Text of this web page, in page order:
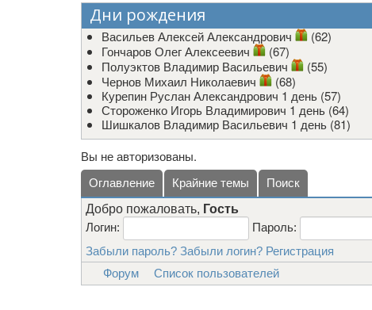
Дни рождения
Васильев Алексей Александрович
(62)
Гончаров Олег Алексеевич
(67)
Полуэктов Владимир Васильевич
(55)
Чернов Михаил Николаевич
(68)
Курепин Руслан Александрович 1 день (57)
Стороженко Игорь Владимирович 1 день (64)
Шишкалов Владимир Васильевич 1 день (81)
Вы не авторизованы.
Оглавление Крайние темы
Поиск
Добро пожаловать, Гость
Логин:
Пароль:
Забыли пароль? Забыли логин? Регистрация
Форум
Список пользователей